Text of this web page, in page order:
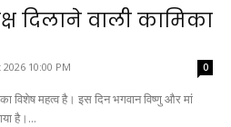
दिलाने वाली कामिका
10:00 PM 0
विशेष महत्व है। इस दिन भगवान विष्णु और मां
है।...